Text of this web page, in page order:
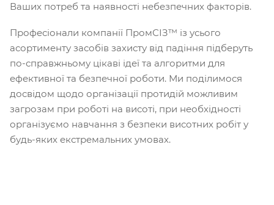
Ваших потреб та наявності небезпечних факторів.
Професіонали компанії ПромСІЗ™ із усього
асортименту засобів захисту від падіння підберуть
по-справжньому цікаві ідеї та алгоритми для
ефективної та безпечної роботи. Ми поділимося
досвідом щодо організації протидій можливим
загрозам при роботі на висоті, при необхідності
організуємо навчання з безпеки висотних робіт у
будь-яких екстремальних умовах.